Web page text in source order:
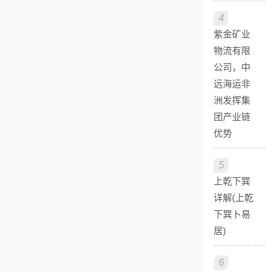
4
紫金矿业
物流有限
公司，中
远海运非
洲发挥集
团产业链
优势
5
上乾下巽
详解(上乾
下巽卜易
居)
6